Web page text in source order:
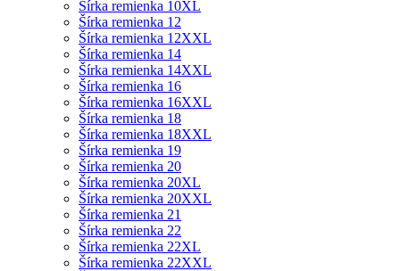
Šírka remienka 10XL
Šírka remienka 12
Šírka remienka 12XXL
Šírka remienka 14
Šírka remienka 14XXL
Šírka remienka 16
Šírka remienka 16XXL
Šírka remienka 18
Šírka remienka 18XXL
Šírka remienka 19
Šírka remienka 20
Šírka remienka 20XL
Šírka remienka 20XXL
Šírka remienka 21
Šírka remienka 22
Šírka remienka 22XL
Šírka remienka 22XXL